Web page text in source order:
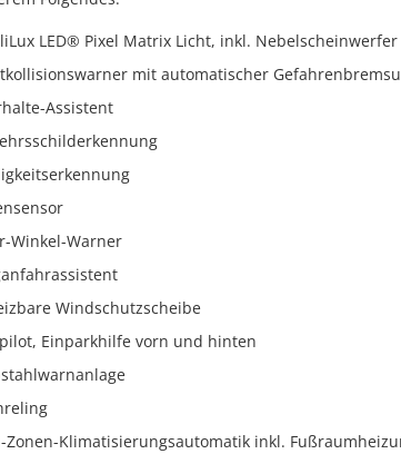
LED® Pixel Matrix Licht, inkl. Nebelscheinwerfer
mit automatischer
Assistent
Winkel-Warner
Windschutzscheibe
Einparkhilfe vorn und hinten
Zonen-Klimatisierungsautomatik inkl.